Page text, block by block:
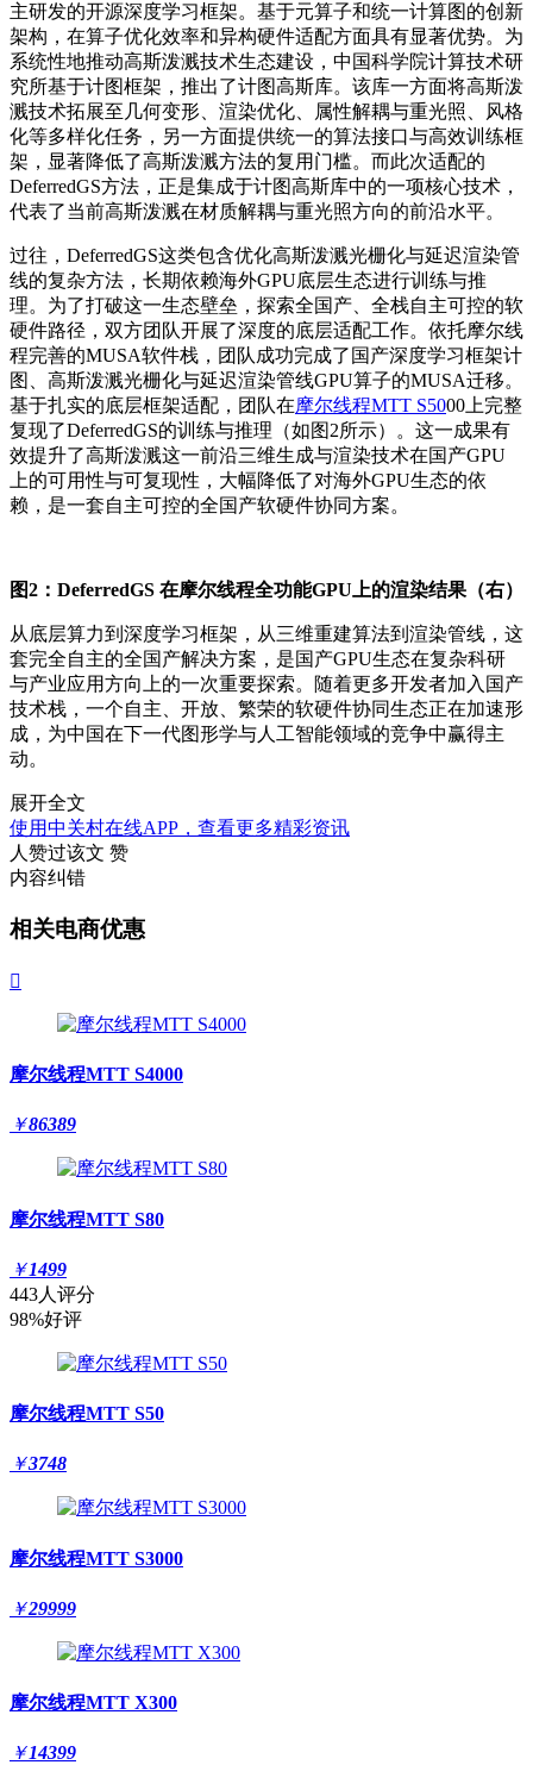
主研发的开源深度学习框架。基于元算子和统一计算图的创新
架构，在算子优化效率和异构硬件适配方面具有显著优势。为
系统性地推动高斯泼溅技术生态建设，中国科学院计算技术研
究所基于计图框架，推出了计图高斯库。该库一方面将高斯泼
溅技术拓展至几何变形、渲染优化、属性解耦与重光照、风格
化等多样化任务，另一方面提供统一的算法接口与高效训练框
架，显著降低了高斯泼溅方法的复用门槛。而此次适配的
DeferredGS方法，正是集成于计图高斯库中的一项核心技术，
代表了当前高斯泼溅在材质解耦与重光照方向的前沿水平。
过往，DeferredGS这类包含优化高斯泼溅光栅化与延迟渲染管
线的复杂方法，长期依赖海外GPU底层生态进行训练与推
理。为了打破这一生态壁垒，探索全国产、全栈自主可控的软
硬件路径，双方团队开展了深度的底层适配工作。依托摩尔线
程完善的MUSA软件栈，团队成功完成了国产深度学习框架计
图、高斯泼溅光栅化与延迟渲染管线GPU算子的MUSA迁移。
基于扎实的底层框架适配，团队在摩尔线程MTT S5000上完整
复现了DeferredGS的训练与推理（如图2所示）。这一成果有
效提升了高斯泼溅这一前沿三维生成与渲染技术在国产GPU
上的可用性与可复现性，大幅降低了对海外GPU生态的依
赖，是一套自主可控的全国产软硬件协同方案。
图2：DeferredGS 在摩尔线程全功能GPU上的渲染结果（右）
从底层算力到深度学习框架，从三维重建算法到渲染管线，这
套完全自主的全国产解决方案，是国产GPU生态在复杂科研
与产业应用方向上的一次重要探索。随着更多开发者加入国产
技术栈，一个自主、开放、繁荣的软硬件协同生态正在加速形
成，为中国在下一代图形学与人工智能领域的竞争中赢得主
动。
展开全文
使用中关村在线APP，查看更多精彩资讯
人赞过该文 赞
内容纠错
相关电商优惠

摩尔线程MTT S4000
￥86389
摩尔线程MTT S80
￥1499
443人评分
98%好评
摩尔线程MTT S50
￥3748
摩尔线程MTT S3000
￥29999
摩尔线程MTT X300
￥14399